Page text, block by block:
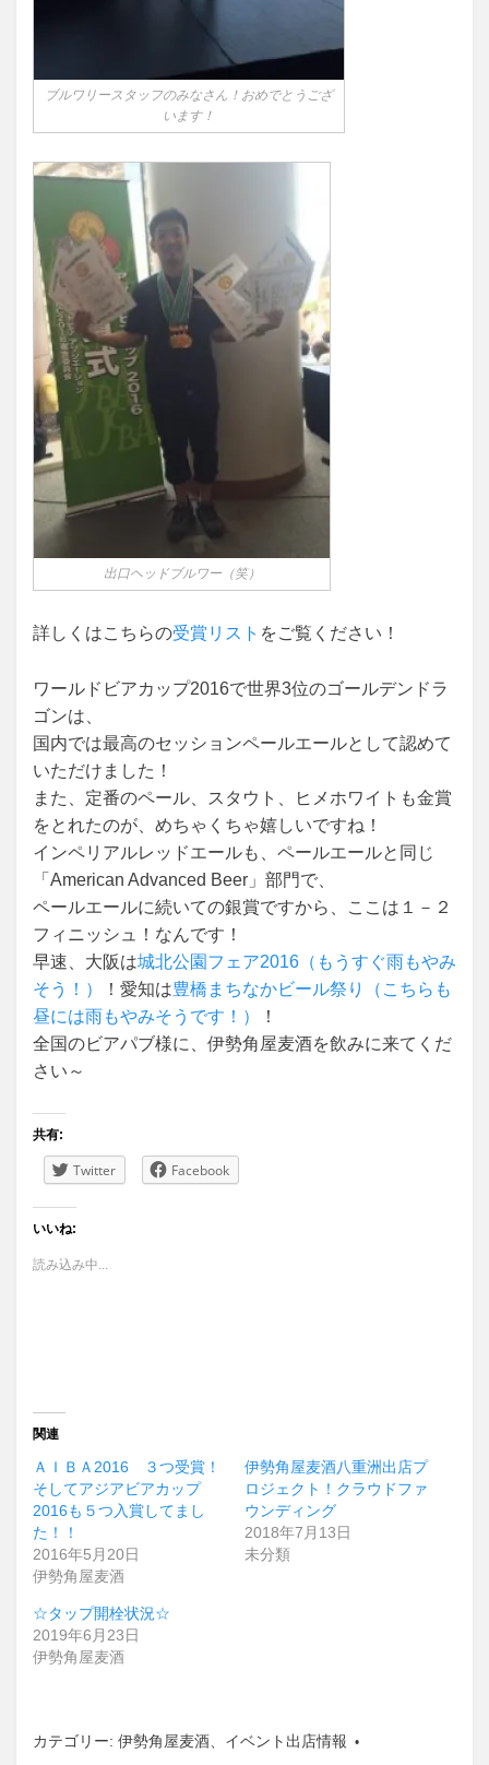
ブルワリースタッフのみなさん！おめでとうござ
います！
出口ヘッドブルワー（笑）
詳しくはこちらの受賞リスト をご覧ください！
ワールドビアカップ2016で世界3位のゴールデンドラ
ゴンは、
国内では最高のセッションペールエールとして認めて
いただけました！
また、定番のペール、スタウト、ヒメホワイトも金賞
をとれたのが、めちゃくちゃ嬉しいですね！
インペリアルレッドエールも、ペールエールと同じ
「American Advanced Beer」部門で、
ペールエールに続いての銀賞ですから、ここは１－２
フィニッシュ！なんです！
早速、大阪は城北公園フェア2016（もうすぐ雨もやみ
そう！）
！愛知は豊橋まちなかビール祭り（こちらも
昼には雨もやみそうです！）
！
全国のビアパブ様に、伊勢角屋麦酒を飲みに来てくだ
さい～
共有:
Twitter Facebook
いいね:
読み込み中...
関連
ＡＩＢＡ2016 ３つ受賞！
そしてアジアビアカップ
2016も５つ入賞してまし
た！！
2016年5月20日
伊勢角屋麦酒
伊勢角屋麦酒八重洲出店プ
ロジェクト！クラウドファ
ウンディング
2018年7月13日
未分類
☆タップ開栓状況☆
2019年6月23日
伊勢角屋麦酒
カテゴリー: 伊勢角屋麦酒 イベント出店情報